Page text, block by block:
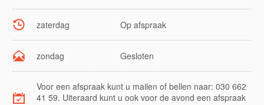
zaterdag Op afspraak
zondag Gesloten
Voor een afspraak kunt u mailen of bellen naar: 030 662
41 59. Uiteraard kunt u ook voor de avond een afspraak